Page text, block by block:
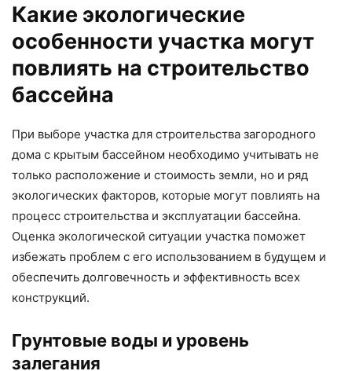
Какие экологические
особенности участка могут
повлиять на строительство
бассейна
При выборе участка для строительства загородного
дома с крытым бассейном необходимо учитывать не
только расположение и стоимость земли, но и ряд
экологических факторов, которые могут повлиять на
процесс строительства и эксплуатации бассейна.
Оценка экологической ситуации участка поможет
избежать проблем с его использованием в будущем и
обеспечить долговечность и эффективность всех
конструкций.
Грунтовые воды и уровень
залегания